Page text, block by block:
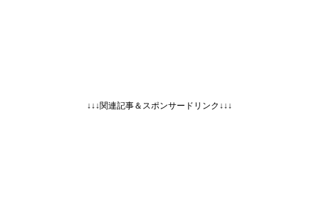
↓↓↓関連記事＆スポンサードリンク↓↓↓